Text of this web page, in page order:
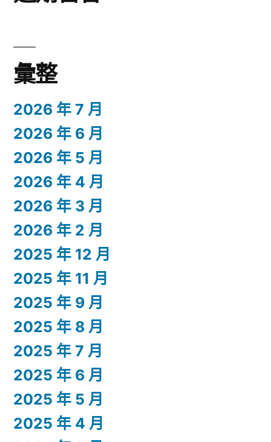
彙整
2026 年 7 月
2026 年 6 月
2026 年 5 月
2026 年 4 月
2026 年 3 月
2026 年 2 月
2025 年 12 月
2025 年 11 月
2025 年 9 月
2025 年 8 月
2025 年 7 月
2025 年 6 月
2025 年 5 月
2025 年 4 月